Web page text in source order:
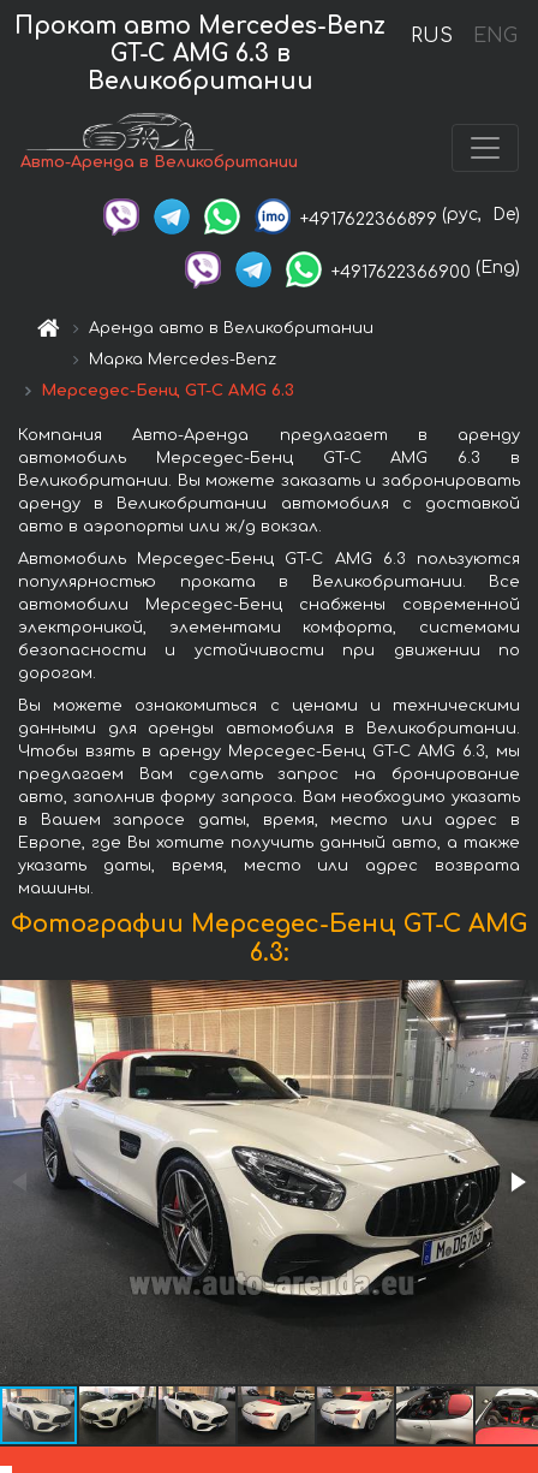
RUS ENG
Прокат авто Mercedes-Benz
GT-C AMG 6.3 в
Великобритании
Авто-Аренда в Великобритании
+4917622366899 (рус, De)
+4917622366900 (Eng)
Аренда авто в Великобритании
Марка Mercedes-Benz
Мерседес-Бенц GT-C AMG 6.3
Компания Авто-Аренда предлагает в аренду
автомобиль Мерседес-Бенц GT-C AMG 6.3 в
Великобритании. Вы можете заказать и забронировать
аренду в Великобритании автомобиля с доставкой
авто в аэропорты или ж/д вокзал.
Автомобиль Мерседес-Бенц GT-C AMG 6.3 пользуются
популярностью проката в Великобритании. Все
автомобили Мерседес-Бенц снабжены современной
электроникой, элементами комфорта, системами
безопасности и устойчивости при движении по
дорогам.
Вы можете ознакомиться с ценами и техническими
данными для аренды автомобиля в Великобритании.
Чтобы взять в аренду Мерседес-Бенц GT-C AMG 6.3, мы
предлагаем Вам сделать запрос на бронирование
авто, заполнив форму запроса. Вам необходимо указать
в Вашем запросе даты, время, место или адрес в
Европе, где Вы хотите получить данный авто, а также
указать даты, время, место или адрес возврата
машины.
Фотографии Мерседес-Бенц GT-C AMG
6.3: